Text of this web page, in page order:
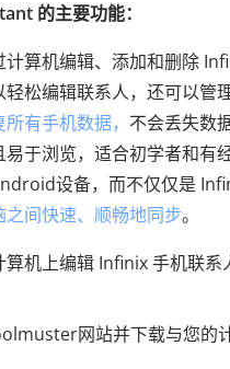
的主要功能：
算机编辑、添加和删除
松编辑联系人，还可以管
有手机数据， 不会丢失数据
于浏览，适合初学者和有
设备，而不仅仅是
之间快速、顺畅地同步。
机上编辑 Infinix 手机联系
网站并下载与您的